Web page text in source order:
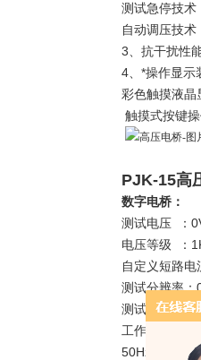
测试急停技
自动调压技术
3、抗干扰性
4、*操作显
彩色触摸液
触摸式按键
PJK-15高
数字电桥：
测试电压 ：
电压等级 ：
自定义短路
测试分辨率：
测试范围 ：<
工作电压 ：
50Hz测试方